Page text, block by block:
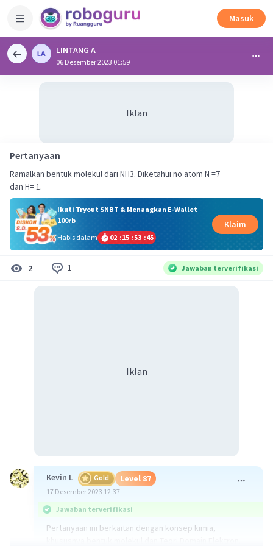
Masuk
LINTANG A
06 Desember 2023 01:59
Iklan
Pertanyaan
Ramalkan bentuk molekul dari NH3. Diketahui no atom N =7
dan H= 1.
Ikuti Tryout SNBT & Menangkan E-Wallet
100rb
Habis dalam
02 :15 :53 :45
Klaim
2 1 Jawaban terverifikasi
Iklan
Kevin L Gold Level 87
17 Desember 2023 12:37
Jawaban terverifikasi
Pertanyaan ini berkaitan dengan konsep kimia,